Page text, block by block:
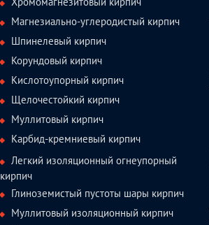
Магнезиально-углеродистый кирпич
Шпинелевый кирпич
Корундовый кирпич
Кислотоупорный кирпич
Щелочестойкий кирпич
Муллитовый кирпич
Карбид-кремниевый кирпич
Легкий изоляционный огнеупорный
кирпич
Глиноземистый пустоты шары кирпич
Муллитовый изоляционный кирпич